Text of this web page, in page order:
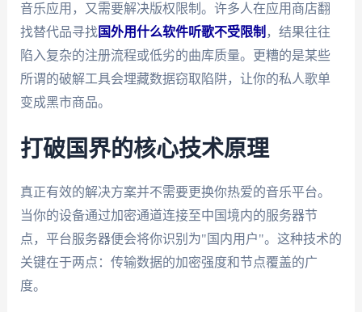
音乐应用，又需要解决版权限制。许多人在应用商店翻
找替代品寻找国外用什么软件听歌不受限制 ，结果往往
陷入复杂的注册流程或低劣的曲库质量。更糟的是某些
所谓的破解工具会埋藏数据窃取陷阱，让你的私人歌单
变成黑市商品。
打破国界的核心技术原理
真正有效的解决方案并不需要更换你热爱的音乐平台。
当你的设备通过加密通道连接至中国境内的服务器节
点，平台服务器便会将你识别为"国内用户"。这种技术的
关键在于两点：传输数据的加密强度和节点覆盖的广
度。